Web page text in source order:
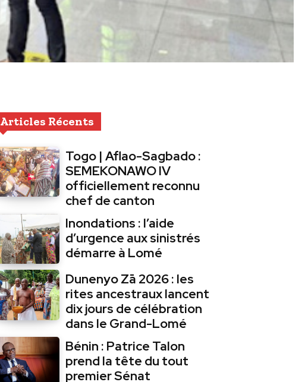
Articles Récents
Togo | Aflao-Sagbado :
SEMEKONAWO IV
officiellement reconnu
chef de canton
Inondations : l’aide
d’urgence aux sinistrés
démarre à Lomé
Dunenyo Zā 2026 : les
rites ancestraux lancent
dix jours de célébration
dans le Grand-Lomé
Bénin : Patrice Talon
prend la tête du tout
premier Sénat